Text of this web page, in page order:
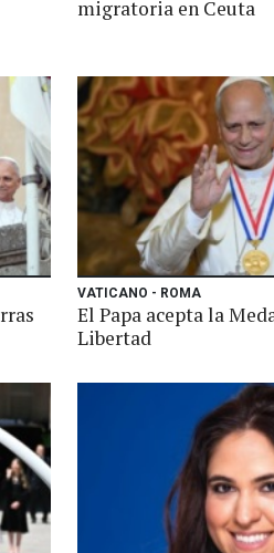
migratoria en Ceuta
VATICANO - ROMA
El Papa acepta la
Libertad